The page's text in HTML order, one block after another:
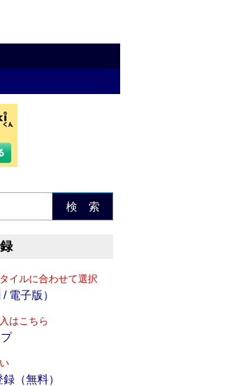
検 索
イルに合わせて選択
電子版）
はこちら
（無料）